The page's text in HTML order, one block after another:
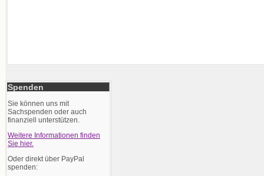
Spenden
Sie können uns mit
Sachspenden oder auch
finanziell unterstützen.
Weitere Informationen finden
Sie hier.
Oder direkt über PayPal
spenden: